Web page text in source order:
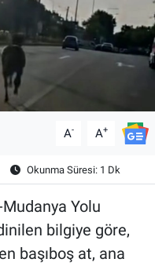
A- A+
Okunma Süresi: 1 Dk
Mudanya Yolu
bilgiye göre,
başıboş at, ana